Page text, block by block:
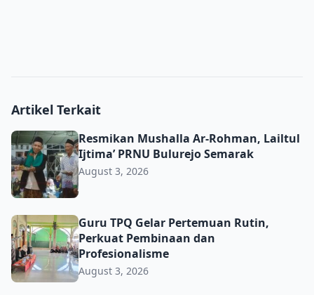
Artikel Terkait
Resmikan Mushalla Ar-Rohman, Lailtul Ijtima’ PRNU
Resmikan Mushalla Ar-Rohman, Lailtul
Ijtima’ PRNU Bulurejo Semarak
August 3, 2026
Guru TPQ Gelar Pertemuan Rutin, Perkuat Pembinaan
Guru TPQ Gelar Pertemuan Rutin,
Perkuat Pembinaan dan
Profesionalisme
August 3, 2026